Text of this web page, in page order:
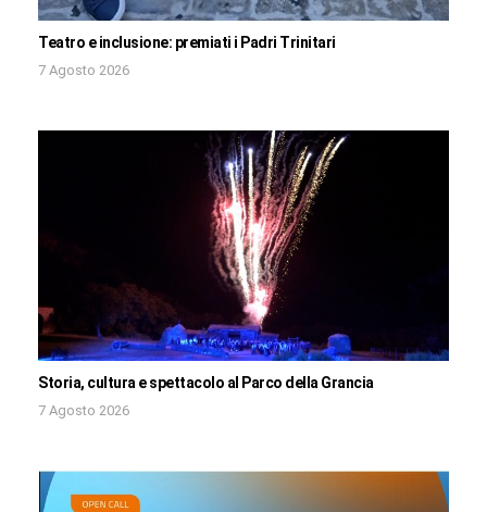
Teatro e inclusione: premiati i Padri Trinitari
7 Agosto 2026
Storia, cultura e spettacolo al Parco della Grancia
7 Agosto 2026